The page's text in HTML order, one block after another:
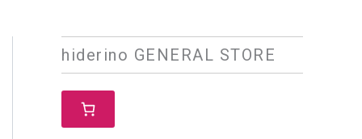
hiderino GENERAL STORE